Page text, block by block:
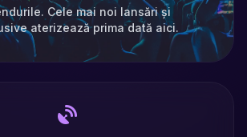
Cele mai noi lansări și
aterizează prima dată aici.